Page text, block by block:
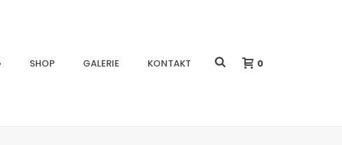
SHOP GALERIE KONTAKT 0